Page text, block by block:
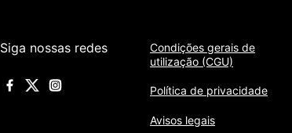
Siga nossas redes
Condições gerais de
utilização (CGU)
Política de privacidade
Avisos legais